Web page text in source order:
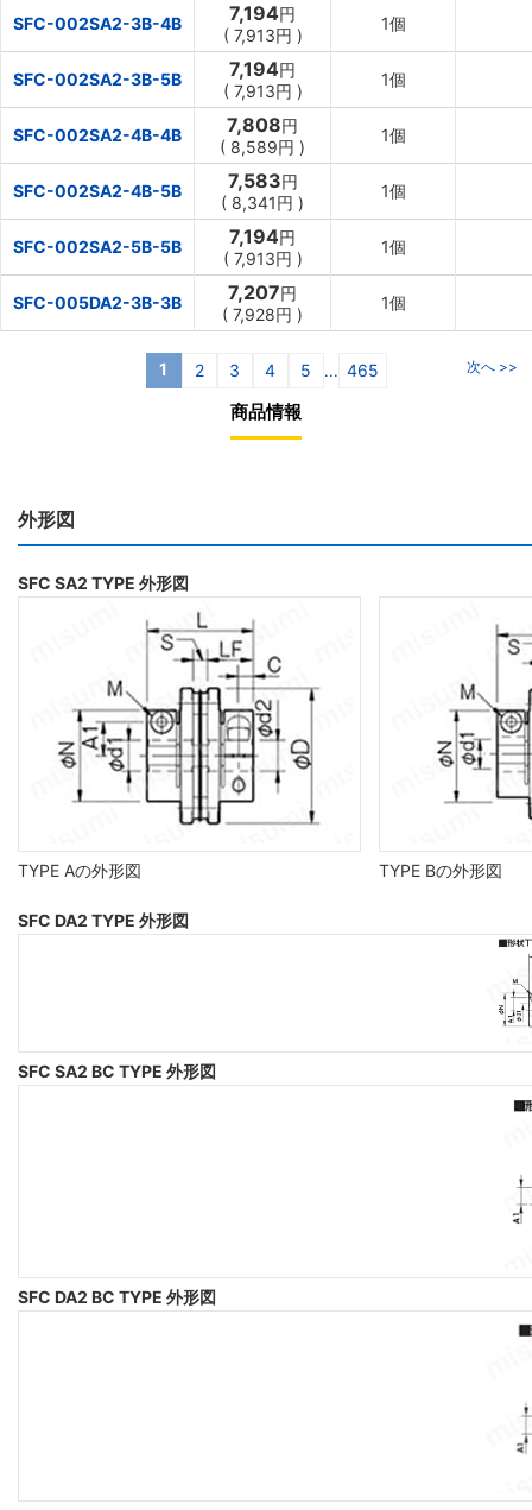
SFC-002SA2-3B-4B 7,194円
( 7,913円 )
1個
SFC-002SA2-3B-5B 7,194円
( 7,913円 )
1個
SFC-002SA2-4B-4B 7,808円
( 8,589円 )
1個
SFC-002SA2-4B-5B 7,583円
( 8,341円 )
1個
SFC-002SA2-5B-5B 7,194円
( 7,913円 )
1個
SFC-005DA2-3B-3B 7,207円
( 7,928円 )
1個
1 2 3 4 5 ... 465 次へ >>
商品情報
外形図
SFC SA2 TYPE 外形図
TYPE Aの外形図 TYPE Bの外形図
SFC DA2 TYPE 外形図
SFC SA2 BC TYPE 外形図
SFC DA2 BC TYPE 外形図